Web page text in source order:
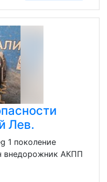
Лев.
1 поколение
внедорожник АКПП